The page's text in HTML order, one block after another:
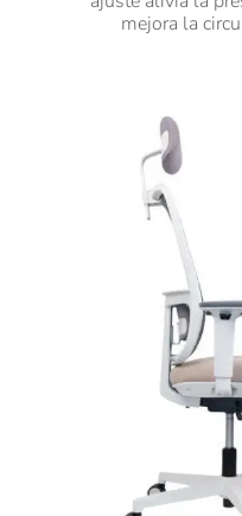
mejora la